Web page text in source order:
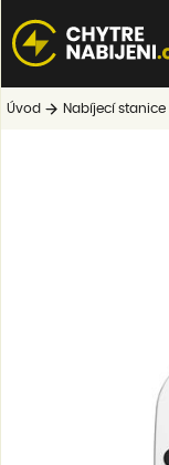
Úvod Nabíjecí stanice